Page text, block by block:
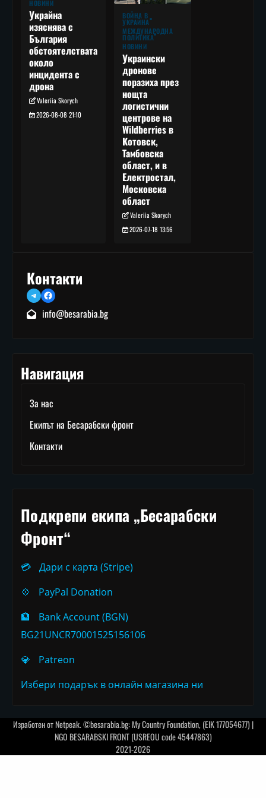
НОВИНИ
Украйна
изяснява с
България
обстоятелствата
около
инцидента с
дрона
Valeriia Skorych
2026-08-08 21:10
ВОЙНА В
УКРАЙНА
МЕЖДУНАРОДНА
ПОЛИТИКА
НОВИНИ
Украински
дронове
поразиха през
нощта
логистични
центрове на
Wildberries в
Котовск,
Тамбовска
област, и в
Електростал,
Московска
област
Valeriia Skorych
2026-07-18 13:56
Контакти
TelegramFacebook
info@besarabia.bg
Навигация
За нас
Екипът на Бесарабски фронт
Контакти
Подкрепи екипа „Бесарабски
Фронт“
💳
Дари с карта (Stripe)
💠
PayPal Donation
🏦
Bank Account (BGN)
BG21UNCR70001525156106
💎
Patreon
Избери подарък в онлайн магазина ни
Изработен отNetpeak. ©besarabia.bg: My Country Foundation, (EIK 177054677) |
NGO BESARABSKI FRONT (USREOU code 45447863)
2021-2026